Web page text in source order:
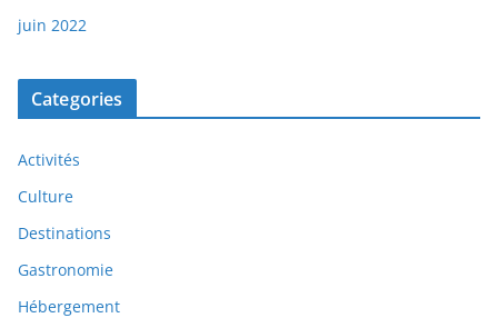
juin 2022
Categories
Activités
Culture
Destinations
Gastronomie
Hébergement